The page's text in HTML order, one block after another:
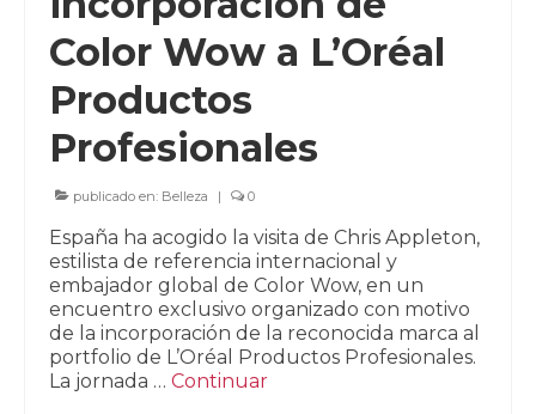
Color Wow a L’Oréal
Productos
Profesionales
publicado en: Belleza | 0
España ha acogido la visita de Chris Appleton,
estilista de referencia internacional y
embajador global de Color Wow, en un
encuentro exclusivo organizado con motivo
de la incorporación de la reconocida marca al
portfolio de L’Oréal Productos Profesionales.
La jornada … Continuar